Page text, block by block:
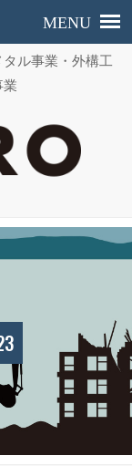
タル事業・外構工
業